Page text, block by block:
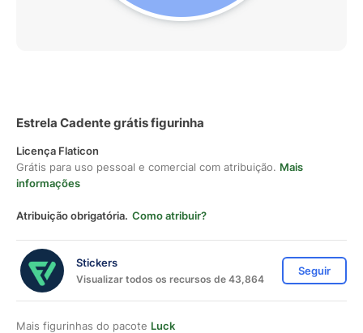
Estrela Cadente grátis figurinha
Licença Flaticon
Grátis para uso pessoal e comercial com atribuição. Mais
informações
Atribuição obrigatória. Como atribuir?
Stickers
Visualizar todos os recursos de 43,864
Seguir
Mais figurinhas do pacote Luck